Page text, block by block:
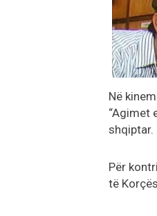
Në
“Agimet
shqiptar.
Për
të